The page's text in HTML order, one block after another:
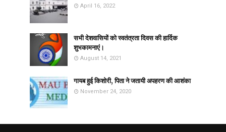
April 16, 2022
सभी देशवासियों को स्वतंत्रता दिवस की हार्दिक
शुभकामनाएं।
August 14, 2021
गायब हुई किशोरी, पिता ने जतायी अपहरण की आशंका
November 24, 2020